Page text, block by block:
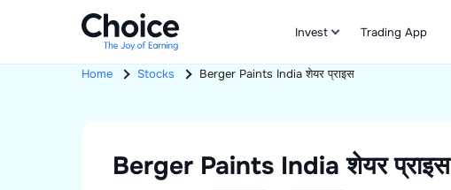
Invest Trading App
Home Stocks Berger Paints India शेयर प्राइस
Berger Paints India शेयर प्राइस